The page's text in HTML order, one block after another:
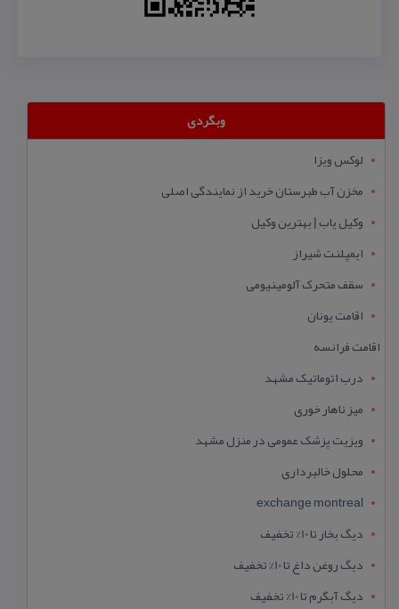
وبگردی
لوکس ویزا
مخزن آب طبرستان خرید از نمایندگی اصلی
وکیل یاب | بهترین وکیل
ایمپلنت شیراز
سقف متحرک آلومینیومی
اقامت یونان
اقامت فرانسه
درب اتوماتیک مشهد
میز ناهار خوری
ویزیت پزشک عمومی در منزل مشهد
محلول خالبرداری
exchange montreal
دیگ بخار تا 10% تخفیف
دیگ روغن داغ تا 10% تخفیف
دیگ آبگرم تا 10% تخفیف